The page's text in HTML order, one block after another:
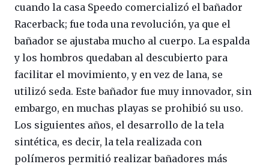
cuando la casa Speedo comercializó el bañador
Racerback; fue toda una revolución, ya que el
bañador se ajustaba mucho al cuerpo. La espalda
y los hombros quedaban al descubierto para
facilitar el movimiento, y en vez de lana, se
utilizó seda. Este bañador fue muy innovador, sin
embargo, en muchas playas se prohibió su uso.
Los siguientes años, el desarrollo de la tela
sintética, es decir, la tela realizada con
polímeros permitió realizar bañadores más